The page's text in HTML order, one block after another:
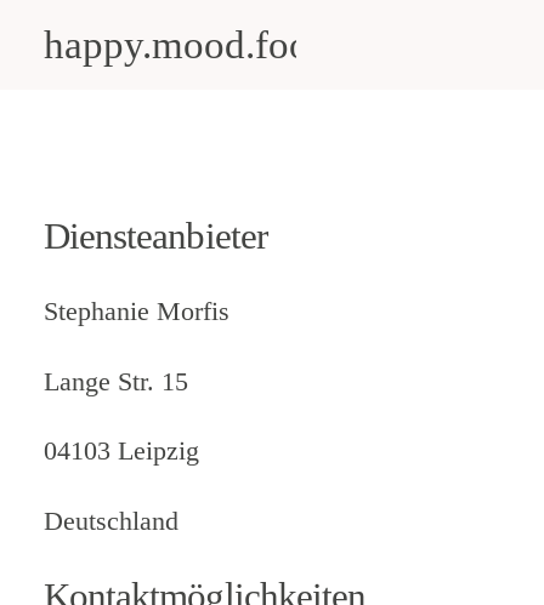
happy.mood.food
Ayurveda
About me
Work with me
Diensteanbieter
Stephanie Morfis
Lange Str. 15
04103 Leipzig
Deutschland
Kontaktmöglichkeiten